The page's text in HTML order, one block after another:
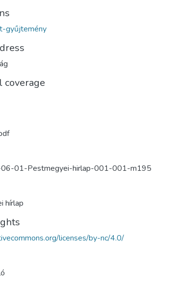
gyűjtemény
coverage
01-Pestmegyei-hirlap-001-001-m195
hírlap
licenses/by-nc/4.0/